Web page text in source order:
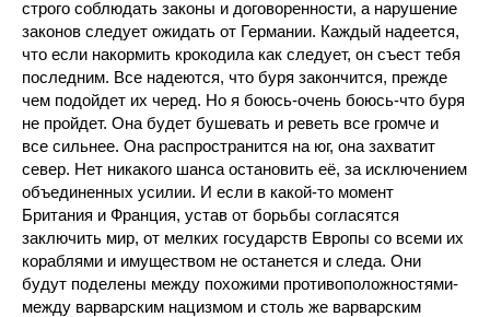
строго соблюдать законы и договоренности, а нарушение
законов следует ожидать от Германии. Каждый надеется,
что если накормить крокодила как следует, он съест тебя
последним. Все надеются, что буря закончится, прежде
чем подойдет их черед. Но я боюсь-очень боюсь-что буря
не пройдет. Она будет бушевать и реветь все громче и
все сильнее. Она распространится на юг, она захватит
север. Нет никакого шанса остановить её, за исключением
объединенных усилии. И если в какой-то момент
Британия и Франция, устав от борьбы согласятся
заключить мир, от мелких государств Европы со всеми их
кораблями и имуществом не останется и следа. Они
будут поделены между похожими противоположностями-
между варварским нацизмом и столь же варварским